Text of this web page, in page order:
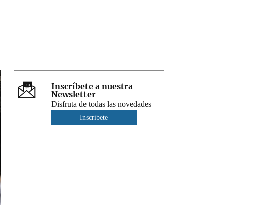
Inscríbete a nuestra
Newsletter
Disfruta de todas las novedades
Inscríbete